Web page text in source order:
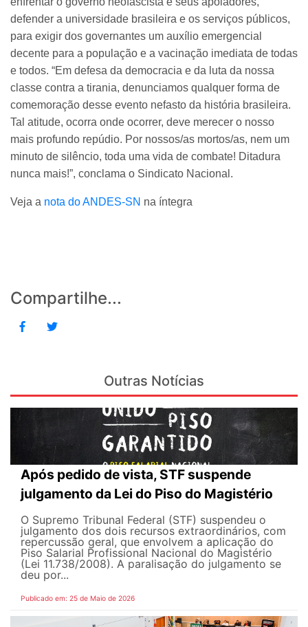
defender a universidade brasileira e os serviços públicos,
para exigir dos governantes um auxílio emergencial
decente para a população e a vacinação imediata de todas
e todos. “Em defesa da democracia e da luta da nossa
classe contra a tirania, denunciamos qualquer forma de
comemoração desse evento nefasto da história brasileira.
Tal atitude, ocorra onde ocorrer, deve merecer o nosso
mais profundo repúdio. Por nossos/as mortos/as, nem um
minuto de silêncio, toda uma vida de combate! Ditadura
nunca mais!”, conclama o Sindicato Nacional.
Veja a nota do ANDES-SN na íntegra
Compartilhe...
Outras Notícias
Após pedido de vista, STF suspende
julgamento da Lei do Piso do Magistério
O Supremo Tribunal Federal (STF) suspendeu o
julgamento dos dois recursos extraordinários, com
repercussão geral, que envolvem a aplicação do
Piso Salarial Profissional Nacional do Magistério
(Lei 11.738/2008). A paralisação do julgamento se
deu por...
Publicado em: 25 de Maio de 2026